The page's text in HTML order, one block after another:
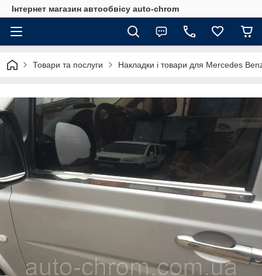
Інтернет магазин автообвісу auto-chrom
Товари та послуги Накладки і товари для Mercedes